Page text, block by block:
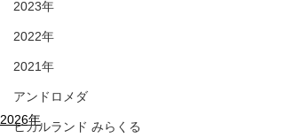
2023年
2022年
2021年
アンドロメダ
ヒカルランド みらくる
2026年